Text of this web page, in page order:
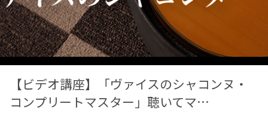
【ビデオ講座】「ヴァイスのシャコンヌ・
コンプリートマスター」聴いてマ…